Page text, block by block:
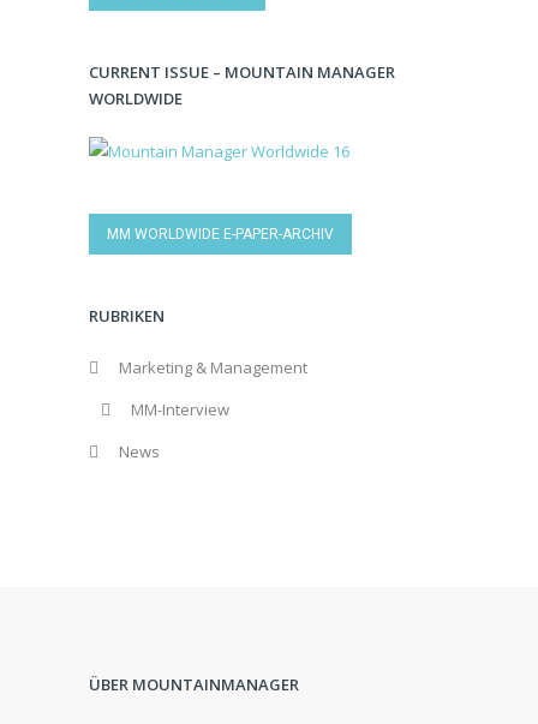
CURRENT ISSUE – MOUNTAIN MANAGER
WORLDWIDE
MM WORLDWIDE E-PAPER-ARCHIV
RUBRIKEN
Marketing & Management
MM-Interview
News
ÜBER MOUNTAINMANAGER